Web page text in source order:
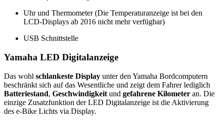
Uhr und Thermometer (Die Temperaturanzeige ist bei den
LCD-Displays ab 2016 nicht mehr verfügbar)
USB Schnittstelle
Yamaha LED Digitalanzeige
Das wohl schlankeste Display unter den Yamaha Bordcomputern
beschränkt sich auf das Wesentliche und zeigt dem Fahrer lediglich
Batteriestand, Geschwindigkeit und gefahrene Kilometer an. Die
einzige Zusatzfunktion der LED Digitalanzeige ist die Aktivierung
des e-Bike Lichts via Display.